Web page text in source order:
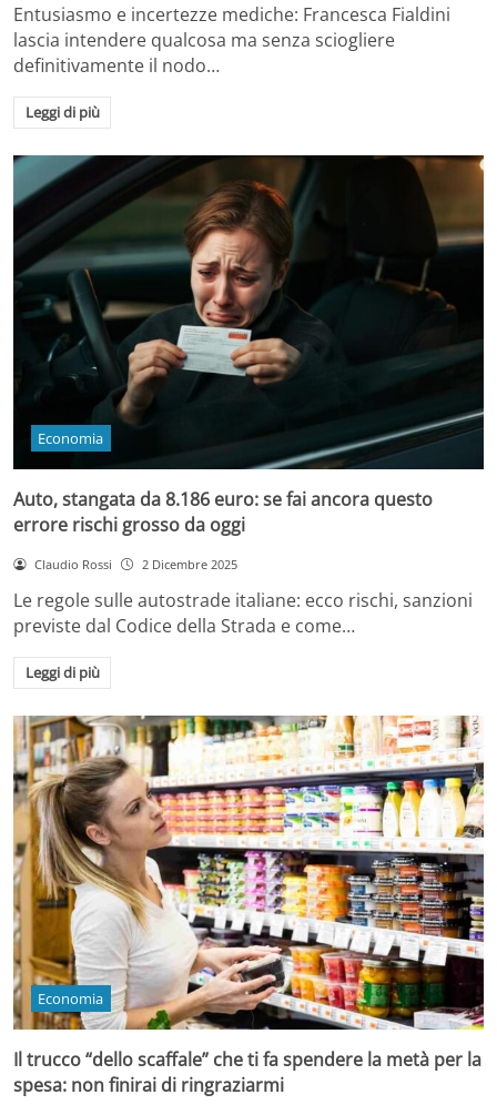
Entusiasmo e incertezze mediche: Francesca Fialdini
lascia intendere qualcosa ma senza sciogliere
definitivamente il nodo…
Leggi di più
Economia
Auto, stangata da 8.186 euro: se fai ancora questo
errore rischi grosso da oggi
Claudio Rossi 2 Dicembre 2025
Le regole sulle autostrade italiane: ecco rischi, sanzioni
previste dal Codice della Strada e come…
Leggi di più
Economia
Il trucco “dello scaffale” che ti fa spendere la metà per la
spesa: non finirai di ringraziarmi